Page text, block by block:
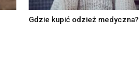
Gdzie kupić odzież medyczna?